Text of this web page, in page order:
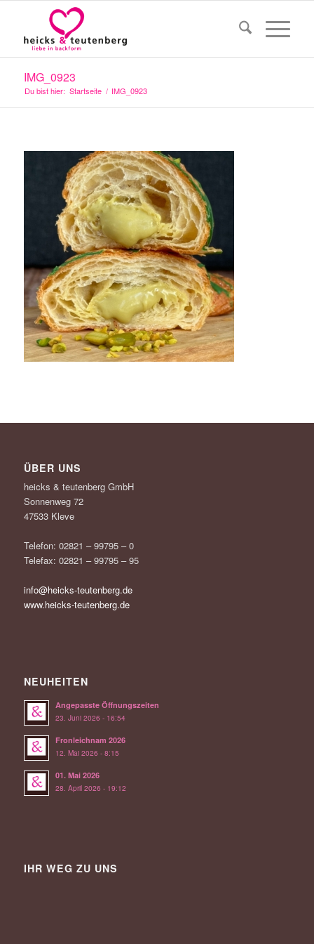
IMG_0923
Du bist hier: Startseite / IMG_0923
ÜBER UNS
heicks & teutenberg GmbH
Sonnenweg 72
47533 Kleve
Telefon: 02821 – 99795 – 0
Telefax: 02821 – 99795 – 95
info@heicks-teutenberg.de
www.heicks-teutenberg.de
NEUHEITEN
Angepasste Öffnungszeiten
23. Juni 2026 - 16:54
Fronleichnam 2026
12. Mai 2026 - 8:15
01. Mai 2026
28. April 2026 - 19:12
IHR WEG ZU UNS